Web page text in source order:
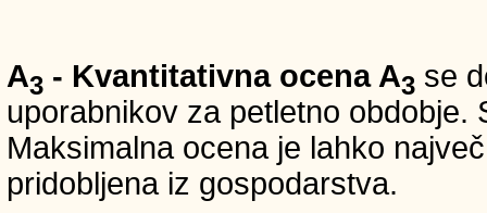
A3 - Kvantitativna ocena A3 se
uporabnikov za petletno obdobje.
Maksimalna ocena je lahko
pridobljena iz gospodarstva.